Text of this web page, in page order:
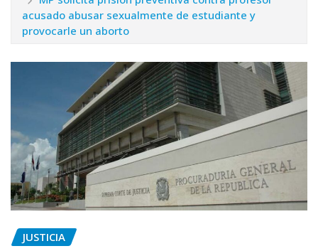
acusado abusar sexualmente de estudiante y
provocarle un aborto
JUSTICIA